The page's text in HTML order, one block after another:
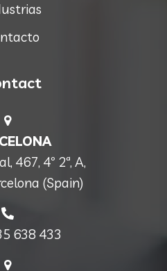
467, 4º 2ª, A,
(Spain)
638 433